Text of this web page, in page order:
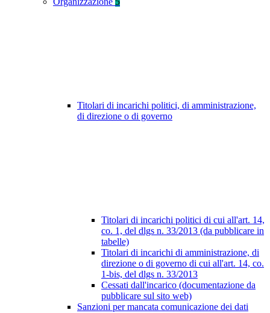
Titolari di incarichi politici, di amministrazione,
di direzione o di governo
Titolari di incarichi politici di cui all'art. 14,
co. 1, del dlgs n. 33/2013 (da pubblicare in
tabelle)
Titolari di incarichi di amministrazione, di
direzione o di governo di cui all'art. 14, co.
1-bis, del dlgs n. 33/2013
Cessati dall'incarico (documentazione da
pubblicare sul sito web)
Sanzioni per mancata comunicazione dei dati